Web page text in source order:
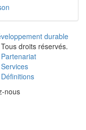
durable
droits réservés.
Partenariat
Services
Définitions
nous